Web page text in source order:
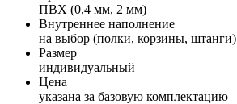
ПВХ (0,4 мм, 2 мм)
Внутреннее наполнение
на выбор (полки, корзины, штанги)
Размер
индивидуальный
Цена
указана за базовую комплектацию